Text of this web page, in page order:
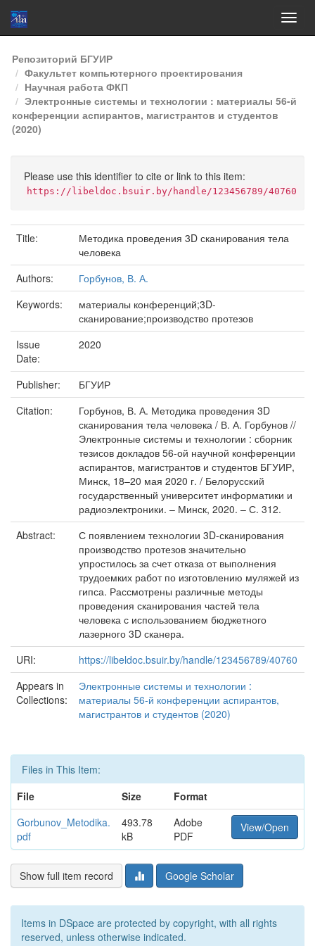
Skip
navigation
Репозиторий БГУИР
Факультет компьютерного проектирования
Научная работа ФКП
Электронные системы и технологии : материалы 56-й
конференции аспирантов, магистрантов и студентов
(2020)
Please use this identifier to cite or link to this item:
https://libeldoc.bsuir.by/handle/123456789/40760
Title:
Методика проведения 3D сканирования тела
человека
Authors:
Горбунов, В. А.
Keywords:
материалы конференций;3D-
сканирование;производство протезов
Issue
Date:
2020
Publisher:
БГУИР
Citation:
Горбунов, В. А. Методика проведения 3D
сканирования тела человека / В. А. Горбунов //
Электронные системы и технологии : сборник
тезисов докладов 56-ой научной конференции
аспирантов, магистрантов и студентов БГУИР,
Минск, 18–20 мая 2020 г. / Белорусский
государственный университет информатики и
радиоэлектроники. – Минск, 2020. – С. 312.
Abstract:
С появлением технологии 3D-сканирования
производство протезов значительно
упростилось за счет отказа от выполнения
трудоемких работ по изготовлению муляжей из
гипса. Рассмотрены различные методы
проведения сканирования частей тела
человека с использованием бюджетного
лазерного 3D сканера.
URI:
https://libeldoc.bsuir.by/handle/123456789/40760
Appears in
Collections:
Электронные системы и технологии :
материалы 56-й конференции аспирантов,
магистрантов и студентов (2020)
Files in This Item:
File
Size
Format
Gorbunov_Metodika.
pdf
493.78
kB
Adobe
PDF
View/Open
Show full item record Google Scholar
Items in DSpace are protected by copyright, with all rights
reserved, unless otherwise indicated.